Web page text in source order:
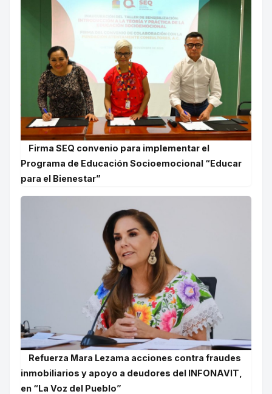
Firma SEQ convenio para implementar el
Programa de Educación Socioemocional “Educar
para el Bienestar”
Refuerza Mara Lezama acciones contra fraudes
inmobiliarios y apoyo a deudores del INFONAVIT,
en “La Voz del Pueblo”